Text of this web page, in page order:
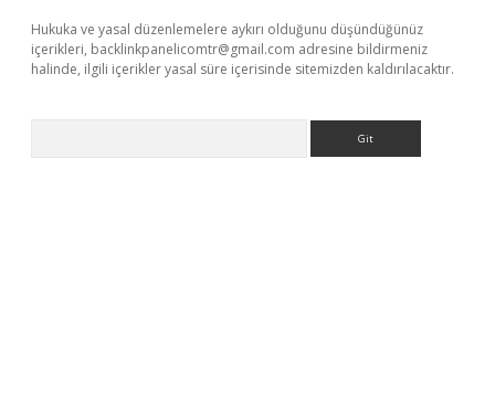
Hukuka ve yasal düzenlemelere aykırı olduğunu düşündüğünüz
içerikleri, backlinkpanelicomtr@gmail.com adresine bildirmeniz
halinde, ilgili içerikler yasal süre içerisinde sitemizden kaldırılacaktır.